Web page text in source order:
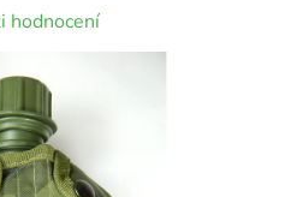
hodnocení